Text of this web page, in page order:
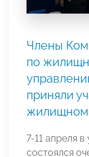
Члены
по
приняли
жилищном
7-11 апреля
состоялся